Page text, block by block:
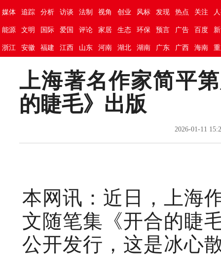
媒体 追踪 分析 访谈 法制 视角 创业 风标 发现 热点 关注
能源 文明 国际 爱国 评论 家居 生态 环保 预言 广告 百度
浙江 安徽 福建 江西 山东 河南 湖北 湖南 广东 广西 海南
上海著名作家简平
的睫毛》出版
2026-01-11
本网讯：近日，上海
文随笔集《开合的睫
公开发行，这是冰心